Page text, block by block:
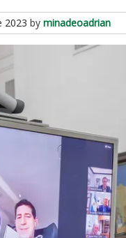
2023 by minadeoadrian